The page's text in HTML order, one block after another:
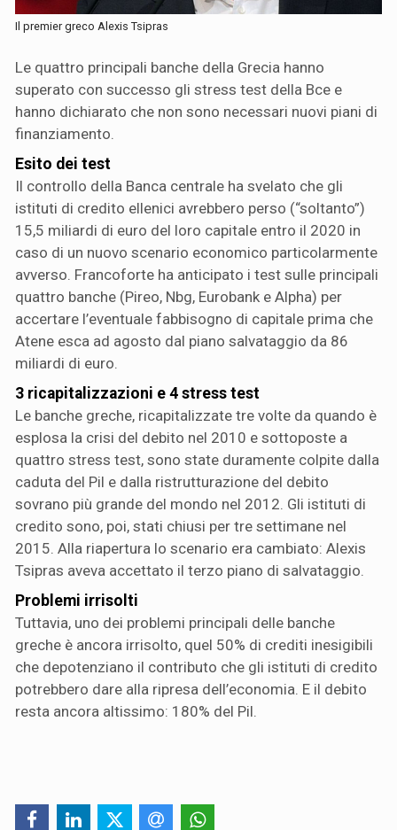
Il premier greco Alexis Tsipras
Le quattro principali banche della Grecia hanno
superato con successo gli stress test della Bce e
hanno dichiarato che non sono necessari nuovi piani di
finanziamento.
Esito dei test
Il controllo della Banca centrale ha svelato che gli
istituti di credito ellenici avrebbero perso (“soltanto”)
15,5 miliardi di euro del loro capitale entro il 2020 in
caso di un nuovo scenario economico particolarmente
avverso. Francoforte ha anticipato i test sulle principali
quattro banche (Pireo, Nbg, Eurobank e Alpha) per
accertare l’eventuale fabbisogno di capitale prima che
Atene esca ad agosto dal piano salvataggio da 86
miliardi di euro.
3 ricapitalizzazioni e 4 stress test
Le banche greche, ricapitalizzate tre volte da quando è
esplosa la crisi del debito nel 2010 e sottoposte a
quattro stress test, sono state duramente colpite dalla
caduta del Pil e dalla ristrutturazione del debito
sovrano più grande del mondo nel 2012. Gli istituti di
credito sono, poi, stati chiusi per tre settimane nel
2015. Alla riapertura lo scenario era cambiato: Alexis
Tsipras aveva accettato il terzo piano di salvataggio.
Problemi irrisolti
Tuttavia, uno dei problemi principali delle banche
greche è ancora irrisolto, quel 50% di crediti inesigibili
che depotenziano il contributo che gli istituti di credito
potrebbero dare alla ripresa dell’economia. E il debito
resta ancora altissimo: 180% del Pil.